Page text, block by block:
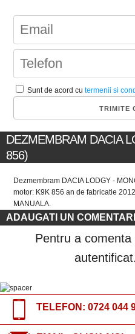
Sunt de acord cutermenii si
DEZMEMBRAM DACIA
856)
Dezmembram DACIA LODGY -
motor: K9K 856 an de fabricatie
MANUALA.
ADAUGATI UN
Pentru a
autentificat.
TELEFON: 0724 044